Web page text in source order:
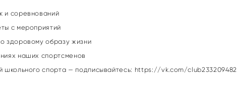
и соревнований
с мероприятий
здоровому образу жизни
наших спортсменов
школьного спорта — подписывайтесь: https://vk.com/club233209482